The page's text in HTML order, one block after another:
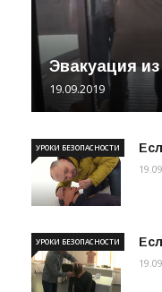
Эвакуация
19.09.2019
УРОКИ БЕЗОПАСНОСТИ
УРОКИ БЕЗОПАСНОСТИ